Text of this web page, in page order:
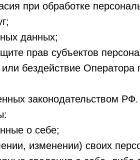
при обработке
данных;
прав субъектов
бездействие Оператора
законодательством РФ.
о себе;
изменении) своих